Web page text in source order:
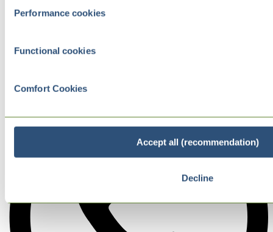
Performance cookies
Functional cookies
Comfort Cookies
Accept all (recommendation)
Decline